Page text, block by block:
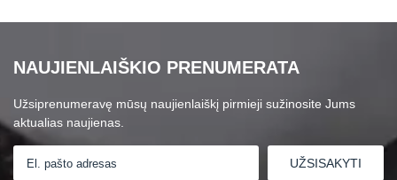
NAUJIENLAIŠKIO PRENUMERATA
Užsiprenumeravę mūsų naujienlaiškį pirmieji sužinosite Jums
aktualias naujienas.